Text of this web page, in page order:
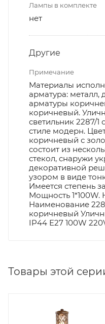
Лампы в комплекте
нет
Другие
Примечание
Материалы
арматура: металл,
арматуры
коричневый.
светильник 2287/
стиле модерн.
коричневый с
состоит из
стекол, снаружи
декоративной
узором в виде
Имеется степень
Мощность 1*100W.
Наименование
коричневый
IP44 E27 100W
Товары этой